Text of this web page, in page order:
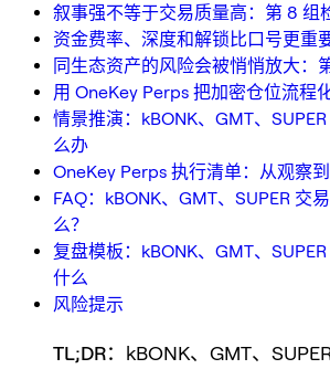
叙事强不等于交易质量高：第 8 组
资金费率、深度和解锁比口号更重
同生态资产的风险会被悄悄放大：
用 OneKey Perps 把加密仓位流程
情景推演：kBONK、GMT、
么办
OneKey Perps 执行清单：从观察
FAQ：kBONK、GMT、SUPER 交
么？
复盘模板：kBONK、GMT、
什么
风险提示
TL;DR：kBONK、GMT、